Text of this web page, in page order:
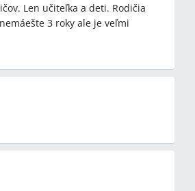
ročné deti; viaceré školy
v diskusii bola uvedená ako
Domino na Chrenovej má podľa
je možné kontaktovať stránku
muzikál, súťažný úsek a
ECHO tiež navštevuje
Len učiteľka a deti. Rodičia
3 roky ale je veľmi